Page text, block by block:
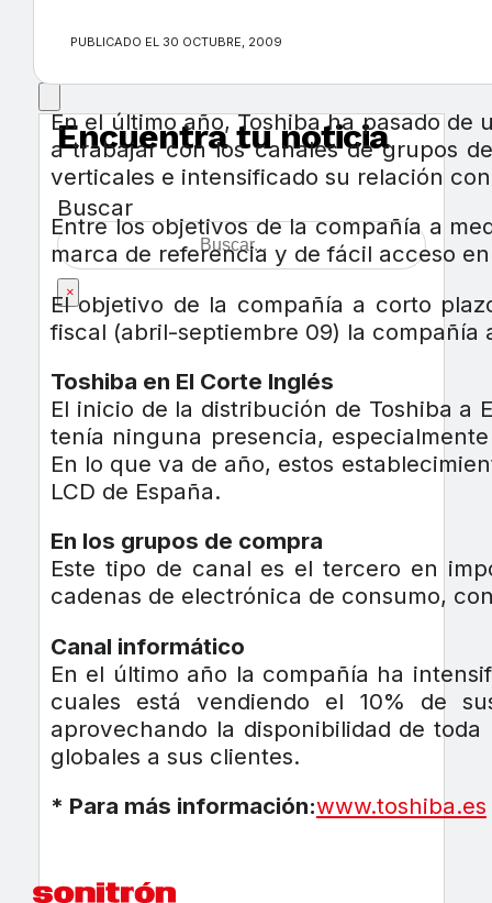
Encuentra tu noticia
Buscar
×
PUBLICADO EL 30 OCTUBRE, 2009
En el último año, Toshiba ha pasado
a trabajar con los canales de grupos
verticales e intensificado su relación
Entre los objetivos de la compañía a
marca de referencia y de fácil acceso
El objetivo de la compañía a corto
fiscal (abril-septiembre 09) la compañía
Toshiba en El Corte Inglés
El inicio de la distribución de Toshiba
tenía ninguna presencia,
En lo que va de año, estos
LCD de España.
En los grupos de compra
Este tipo de canal es el tercero en
cadenas de electrónica de consumo,
Canal informático
En el último año la compañía ha
cuales está vendiendo el 10% de
aprovechando la disponibilidad de
globales a sus clientes.
* Para más información:www.toshiba.es